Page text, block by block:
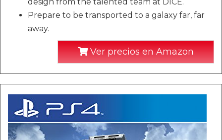
Prepare to be transported to a galaxy far, far
away.
Ver precios en Amazon